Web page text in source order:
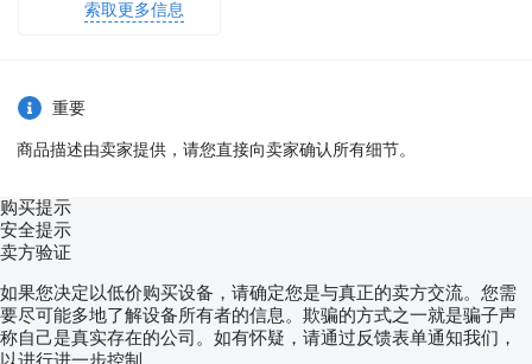
索取更多信息
重要
商品描述由卖家提供，请您直接向卖家确认所有细节。
购买提示
安全提示
卖方验证
如果您决定以低价购买设备，请确定您是与真正的卖方交流。您需
要尽可能多地了解设备所有者的信息。欺骗的方式之一就是骗子声
称自己是真实存在的公司。如有怀疑，请通过反馈表单通知我们，